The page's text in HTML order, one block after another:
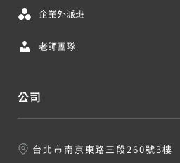
企業外派班
老師團隊
公司
台北市南京東路三段260號3樓